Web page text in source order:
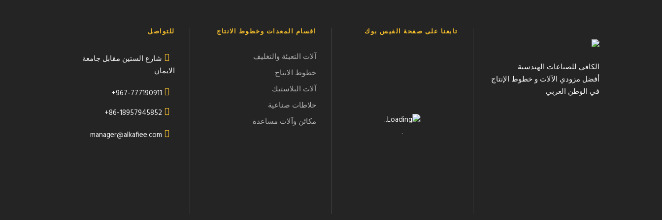
للتواصل
شارع الستين مقابل جامعة
الايمان
اقسام المعدات وخطوط الانتاج
آلات التعبئة والتغليف
خطوط الانتاج
آلات البلاستيك
خلاطات صناعية
مكائن وآلات مساعدة
تابعنا على صفحة الفيس بوك
الكافي للصناعات الهندسية
أفضل مزودي الآلات و خطوط الإنتاج
في الوطن العربي